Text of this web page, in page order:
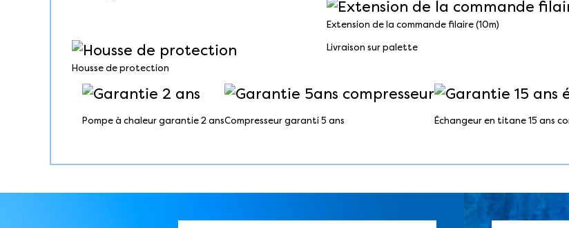
Extension de la commande filaire (10m)
Housse de protection
Livraison sur palette
Pompe à chaleur garantie 2 ansCompresseur garanti 5 ans Échangeur en titane 15 ans